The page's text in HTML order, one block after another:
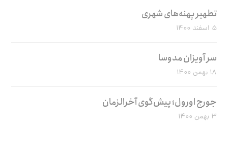
تطهیر پهنه‌های شهری
۵ اسفند ۱۴۰۰
سر آویزان مدوسا
۱۸ بهمن ۱۴۰۰
جورج اورول؛ پیش‌گوی آخرالزمان
۳ بهمن ۱۴۰۰